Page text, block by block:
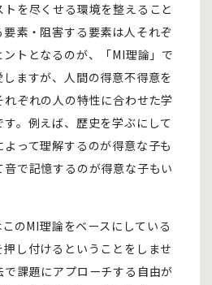
を尽くせる環境を整えること
素・阻害する要素は人それぞ
トとなるのが、「MI理論」で
ますが、人間の得意不得意を
ぞれの人の特性に合わせた学
。例えば、歴史を学ぶにして
って理解するのが得意な子も
で記憶するのが得意な子もい
のMI理論をベースにしている
し付けるということをしませ
課題にアプローチする自由が